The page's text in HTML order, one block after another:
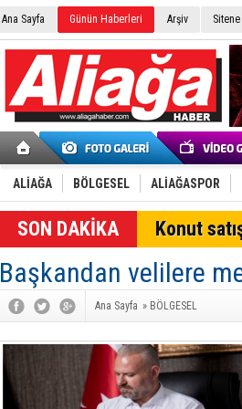
Ana Sayfa Günün Haberleri Arşiv
ALİAĞA BÖLGESEL ALİAĞASPOR
SON DAKİKA Konut
Başkandan velilere
Ana Sayfa » BÖLGESEL